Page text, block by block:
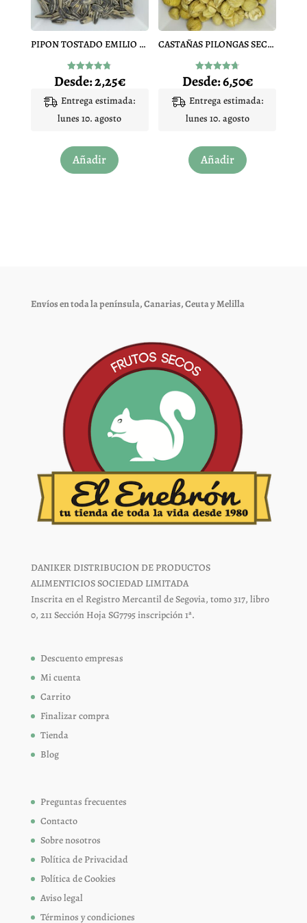
elegir
en
la
de
producto
elegir
en
la
de
producto
PIPON TOSTADO EMILIO ARIAS
Valorado
con
de 5
Desde:2,25€
Entrega estimada:
lunes 10. agosto
Añadir
producto
elegir
página
de
CASTAÑAS PILONGAS SECAS
Valorado
con
de 5
Desde:6,50€
Entrega estimada:
lunes 10. agosto
Añadir
producto
Envíos en toda la península, Canarias, Ceuta y Melilla
DANIKER DISTRIBUCION DE PRODUCTOS
ALIMENTICIOS SOCIEDAD LIMITADA
Inscrita en el Registro Mercantil de Segovia, tomo 317, libro
0, 211 Sección Hoja SG7795 inscripción 1ª.
Descuento empresas
Mi cuenta
Carrito
Finalizar compra
Tienda
Blog
Preguntas frecuentes
Contacto
Sobre nosotros
Política de Privacidad
Política de Cookies
Aviso legal
Términos y condiciones